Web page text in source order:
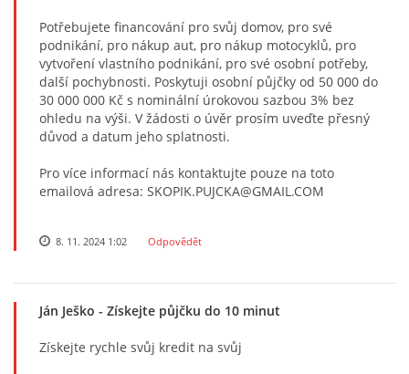
Potřebujete financování pro svůj domov, pro své
podnikání, pro nákup aut, pro nákup motocyklů, pro
vytvoření vlastního podnikání, pro své osobní potřeby,
další pochybnosti. Poskytuji osobní půjčky od 50 000 do
30 000 000 Kč s nominální úrokovou sazbou 3% bez
ohledu na výši. V žádosti o úvěr prosím uveďte přesný
důvod a datum jeho splatnosti.
Pro více informací nás kontaktujte pouze na toto
emailová adresa: SKOPIK.PUJCKA@GMAIL.COM
8. 11. 2024 1:02 Odpovědět
Ján Ješko - Získejte půjčku do 10 minut
Získejte rychle svůj kredit na svůj